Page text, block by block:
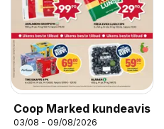
Coop Marked kundeavis
03/08 - 09/08/2026